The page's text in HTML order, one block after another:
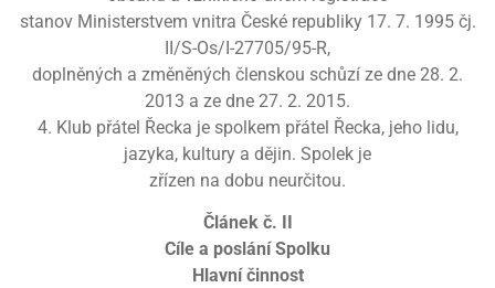
stanov Ministerstvem vnitra České republiky 17. 7. 1995 čj.
II/S-Os/I-27705/95-R,
doplněných a změněných členskou schůzí ze dne 28. 2.
2013 a ze dne 27. 2. 2015.
4. Klub přátel Řecka je spolkem přátel Řecka, jeho lidu,
jazyka, kultury a dějin. Spolek je
zřízen na dobu neurčitou.
Článek č. II
Cíle a poslání Spolku
Hlavní činnost